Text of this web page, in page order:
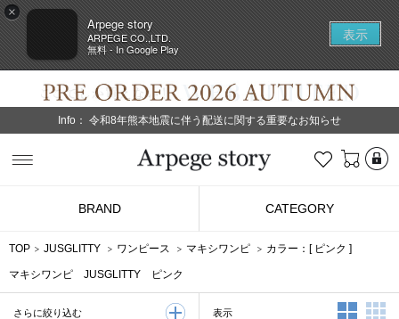
×
Arpege story
ARPEGE CO.,LTD.
無料 - In Google Play
表示
Info： 令和8年熊本地震に伴う配送に関する重要なお知らせ
お気に入り
BRAND CATEGORY
TOP JUSGLITTY ワンピース マキシワンピ カラー：[ ピンク ]
マキシワンピ JUSGLITTY ピンク
さらに絞り込む 表示 2列表示